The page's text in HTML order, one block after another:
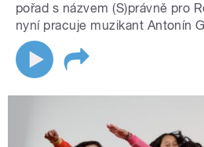
pořad s názvem (S)právně pro
nyní pracuje muzikant Antonín